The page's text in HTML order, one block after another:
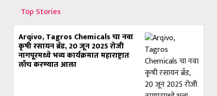
Top Stories
Arqivo, Tagros Chemicals चा नवा
कृषी रसायन ब्रँड, 20 जून 2025 रोजी
नागपूरमध्ये भव्य कार्यक्रमात महाराष्ट्रात
लाँच करण्यात आला